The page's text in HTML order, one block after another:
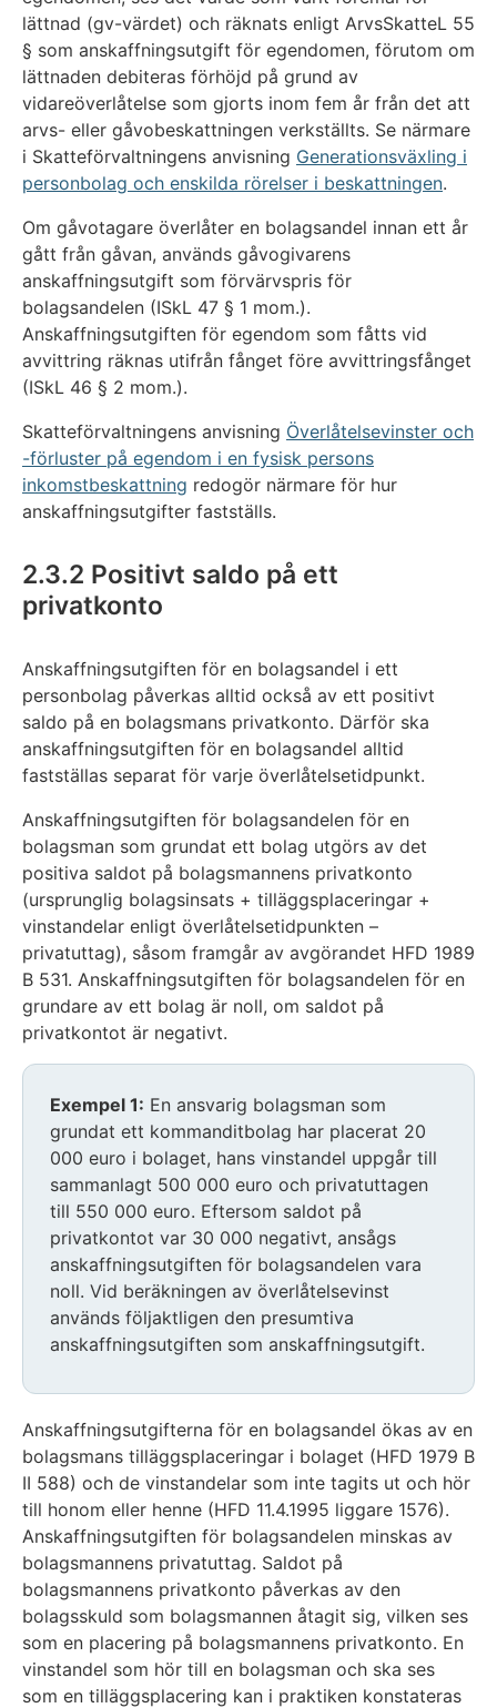
lättnad (gv-värdet) och räknats enligt ArvsSkatteL 55
§ som anskaffningsutgift för egendomen, förutom om
lättnaden debiteras förhöjd på grund av
vidareöverlåtelse som gjorts inom fem år från det att
arvs- eller gåvobeskattningen verkställts. Se närmare
i Skatteförvaltningens anvisning Generationsväxling i
personbolag och enskilda rörelser i beskattningen.
Om gåvotagare överlåter en bolagsandel innan ett år
gått från gåvan, används gåvogivarens
anskaffningsutgift som förvärvspris för
bolagsandelen (ISkL 47 § 1 mom.).
Anskaffningsutgiften för egendom som fåtts vid
avvittring räknas utifrån fånget före avvittringsfånget
(ISkL 46 § 2 mom.).
Skatteförvaltningens anvisning Överlåtelsevinster och
-förluster på egendom i en fysisk persons
inkomstbeskattning redogör närmare för hur
anskaffningsutgifter fastställs.
2.3.2 Positivt saldo på ett
privatkonto
Anskaffningsutgiften för en bolagsandel i ett
personbolag påverkas alltid också av ett positivt
saldo på en bolagsmans privatkonto. Därför ska
anskaffningsutgiften för en bolagsandel alltid
fastställas separat för varje överlåtelsetidpunkt.
Anskaffningsutgiften för bolagsandelen för en
bolagsman som grundat ett bolag utgörs av det
positiva saldot på bolagsmannens privatkonto
(ursprunglig bolagsinsats + tilläggsplaceringar +
vinstandelar enligt överlåtelsetidpunkten –
privatuttag), såsom framgår av avgörandet HFD 1989
B 531. Anskaffningsutgiften för bolagsandelen för en
grundare av ett bolag är noll, om saldot på
privatkontot är negativt.
Exempel 1: En ansvarig bolagsman som
grundat ett kommanditbolag har placerat 20
000 euro i bolaget, hans vinstandel uppgår till
sammanlagt 500 000 euro och privatuttagen
till 550 000 euro. Eftersom saldot på
privatkontot var 30 000 negativt, ansågs
anskaffningsutgiften för bolagsandelen vara
noll. Vid beräkningen av överlåtelsevinst
används följaktligen den presumtiva
anskaffningsutgiften som anskaffningsutgift.
Anskaffningsutgifterna för en bolagsandel ökas av en
bolagsmans tilläggsplaceringar i bolaget (HFD 1979 B
II 588) och de vinstandelar som inte tagits ut och hör
till honom eller henne (HFD 11.4.1995 liggare 1576).
Anskaffningsutgiften för bolagsandelen minskas av
bolagsmannens privatuttag. Saldot på
bolagsmannens privatkonto påverkas av den
bolagsskuld som bolagsmannen åtagit sig, vilken ses
som en placering på bolagsmannens privatkonto. En
vinstandel som hör till en bolagsman och ska ses
som en tilläggsplacering kan i praktiken konstateras